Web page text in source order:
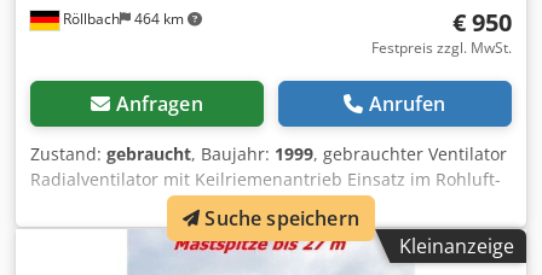
Röllbach 464 km € 950
Festpreis zzgl. MwSt.
Anfragen Anrufen
Zustand: gebraucht, Baujahr: 1999, gebrauchter Ventilator
Radialventilator mit Keilriemenantrieb Einsatz im Rohluft-
und Reinluftbereich möglich Stahllaufrad mit Stahlflügeln
auf mehrfach gelagerter Zwischenwelle montiert
Ausblasrichtung GL 360/5 Anschluß 300 mm Dcedpfx Adjzk
Kleinanzeige
Suche speichern